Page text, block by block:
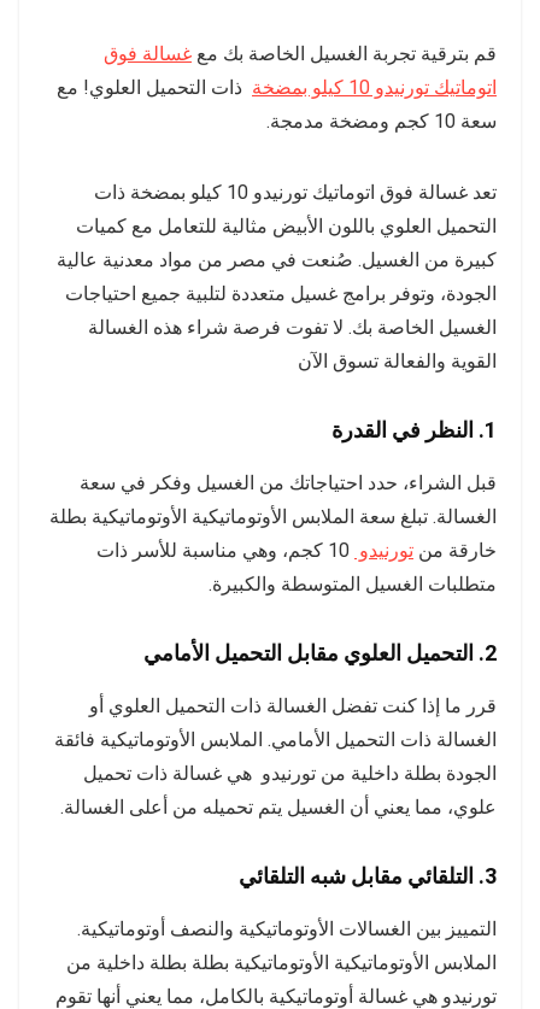
قم بترقية تجربة الغسيل الخاصة بك مع غسالة فوق
اتوماتيك تورنيدو 10 كيلو بمضخة
ذات التحميل العلوي! مع
سعة 10 كجم ومضخة مدمجة.
تعد غسالة فوق اتوماتيك تورنيدو 10 كيلو بمضخة ذات
التحميل العلوي باللون الأبيض مثالية للتعامل مع كميات
كبيرة من الغسيل. صُنعت في مصر من مواد معدنية عالية
الجودة، وتوفر برامج غسيل متعددة لتلبية جميع احتياجات
الغسيل الخاصة بك. لا تفوت فرصة شراء هذه الغسالة
القوية والفعالة تسوق الآن
1. النظر في القدرة
قبل الشراء، حدد احتياجاتك من الغسيل وفكر في سعة
الغسالة. تبلغ سعة الملابس الأوتوماتيكية الأوتوماتيكية بطلة
خارقة من تورنيدو
10 كجم، وهي مناسبة للأسر ذات
متطلبات الغسيل المتوسطة والكبيرة.
2. التحميل العلوي مقابل التحميل الأمامي
قرر ما إذا كنت تفضل الغسالة ذات التحميل العلوي أو
الغسالة ذات التحميل الأمامي. الملابس الأوتوماتيكية فائقة
الجودة بطلة داخلية من تورنيدو هي غسالة ذات تحميل
علوي، مما يعني أن الغسيل يتم تحميله من أعلى الغسالة.
3. التلقائي مقابل شبه التلقائي
التمييز بين الغسالات الأوتوماتيكية والنصف أوتوماتيكية.
الملابس الأوتوماتيكية الأوتوماتيكية بطلة بطلة داخلية من
تورنيدو هي غسالة أوتوماتيكية بالكامل، مما يعني أنها تقوم